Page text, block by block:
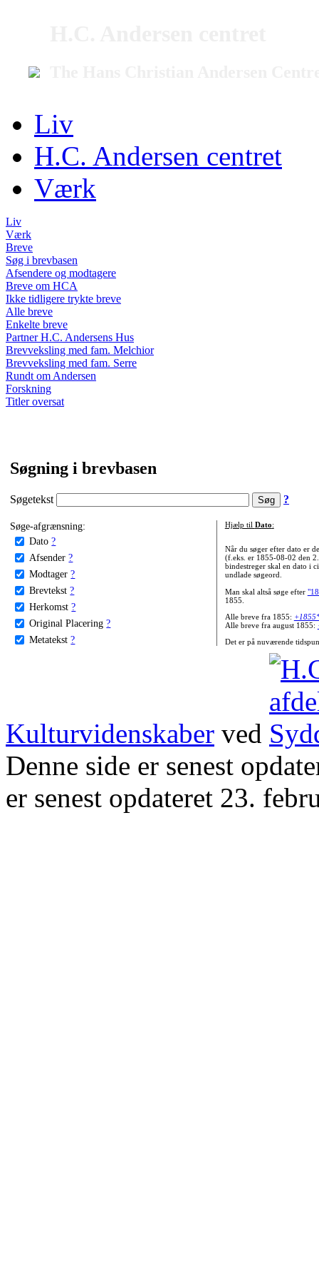
Liv
H.C. Andersen centret
Værk
Liv
Værk
Breve
Søg i brevbasen
Afsendere og modtagere
Breve om HCA
Ikke tidligere trykte breve
Alle breve
Enkelte breve
Partner H.C. Andersens Hus
Brevveksling med fam. Melchior
Brevveksling med fam. Serre
Rundt om Andersen
Forskning
Titler oversat
Søgning i brevbasen
Søgetekst ?
Søge-afgrænsning:
Dato ?
Afsender ?
Modtager ?
Brevtekst ?
Herkomst ?
Original Placering ?
Metatekst ?
Hjælp til Dato:
Når du søger efter dato er
(f.eks. er 1855-08-02 den
bindestreger skal en dato i
undlade søgeord.
Man skal altså søge efter
1855.
Alle breve fra 1855:
Alle breve fra august 1855:
Det er på nuværende
Kulturvidenskaber ved
Denne side er senest
er senest opdateret 23.